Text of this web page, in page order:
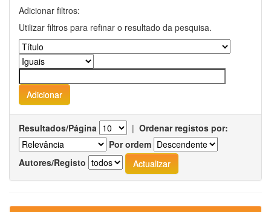
Adicionar filtros:
Utilizar filtros para refinar o resultado da pesquisa.
Resultados/Página | Ordenar registos por:
Por ordem
Autores/Registo